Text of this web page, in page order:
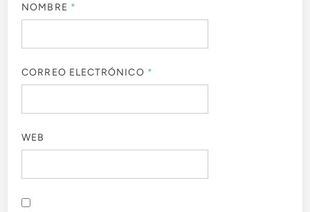
NOMBRE *
CORREO ELECTRÓNICO *
WEB